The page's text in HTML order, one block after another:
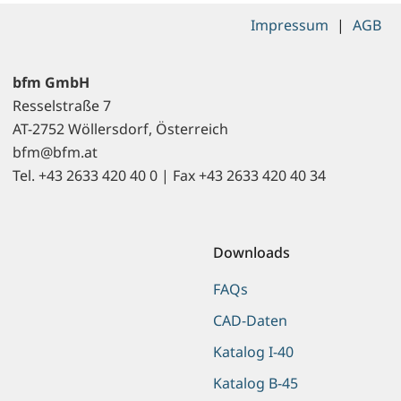
bfm GmbH
Resselstraße 7
AT-2752 Wöllersdorf, Österreich
bfm@bfm.at
Tel. +43 2633 420 40 0 | Fax +43 2633 420 40 34
Downloads
FAQs
CAD-Daten
Katalog I-40
Katalog B-45
Impressum | AGB